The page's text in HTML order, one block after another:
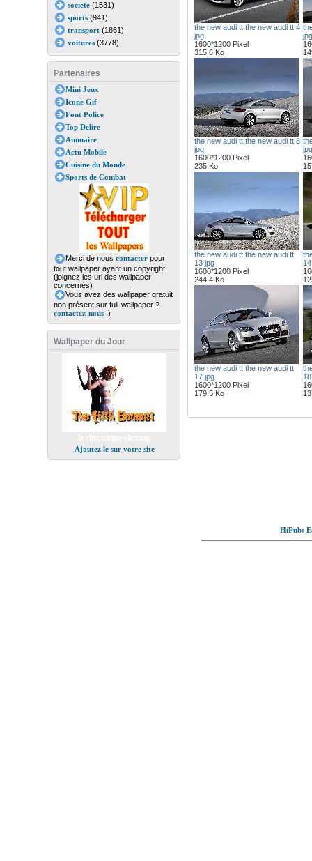
societe(1531)
sports(941)
transport(1861)
voitures(3778)
Partenaires
Mini Jeux
Icone Gif
Font Police
Top Delire
Annuaire
Actu Mobile
Cuisine du Monde
Sports de Combat
Merci de nous contacterpour
tout wallpaper ayant un copyright
(joignez les url des wallpaper
concernés)
Vous avez des wallpaper gratuit
non présent sur full-wallpaper ?
contactez-nous;)
Wallpaper du Jour
Ajoutez le sur votre site
the new audi tt the new audi tt 4
jpg
1600*1200 Pixel
315.6 Ko
jpg
the new audi tt the new audi tt 8
jpg
1600*1200 Pixel
235 Ko
jpg
the new audi tt the new audi tt
13 jpg
1600*1200 Pixel
244.4 Ko
the new audi tt the new audi tt
17 jpg
1600*1200 Pixel
179.5 Ko
HiPub: